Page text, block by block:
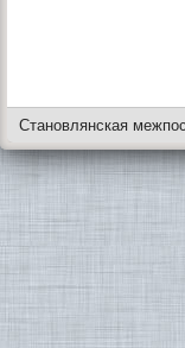
Становлянская